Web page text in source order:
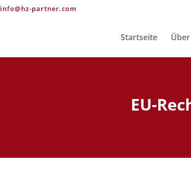
info@hz-partner.com
Startseite
EU-